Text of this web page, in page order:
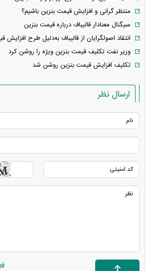
منتظر گرانی و افزایش قیمت بنزین باشیم؟
سیگنال معنادار قالیباف درباره قیمت بنزین
انتقاد اصولگرایان از قالیباف به‌دلیل طرح افزایش
وزیر نفت تکلیف قیمت بنزین ویژه را روشن کرد
تکلیف افزایش قیمت بنزین روشن شد
ارسال نظر